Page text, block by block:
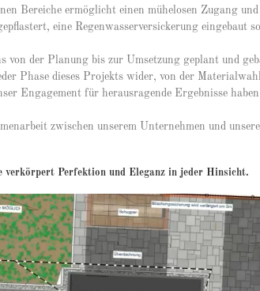
Bereiche ermöglicht einen mühelosen Zugang
eine Regenwasserversickerung eingebaut
von der Planung bis zur Umsetzung geplant und
Phase dieses Projekts wider, von der
Engagement für herausragende Ergebnisse
zwischen unserem Unternehmen und
verkörpert Perfektion und Eleganz in jeder Hinsicht.